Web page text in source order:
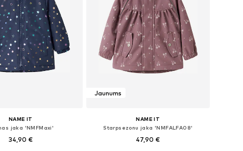
NAME IT
jaka 'NMFMaxi'
34,90 €
Jaunums
NAME IT
Starpsezonu jaka 'NMFALFA08'
47,90 €